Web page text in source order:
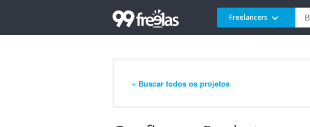
Freelancers
« Buscar todos os projetos